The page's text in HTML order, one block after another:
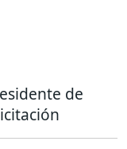
de